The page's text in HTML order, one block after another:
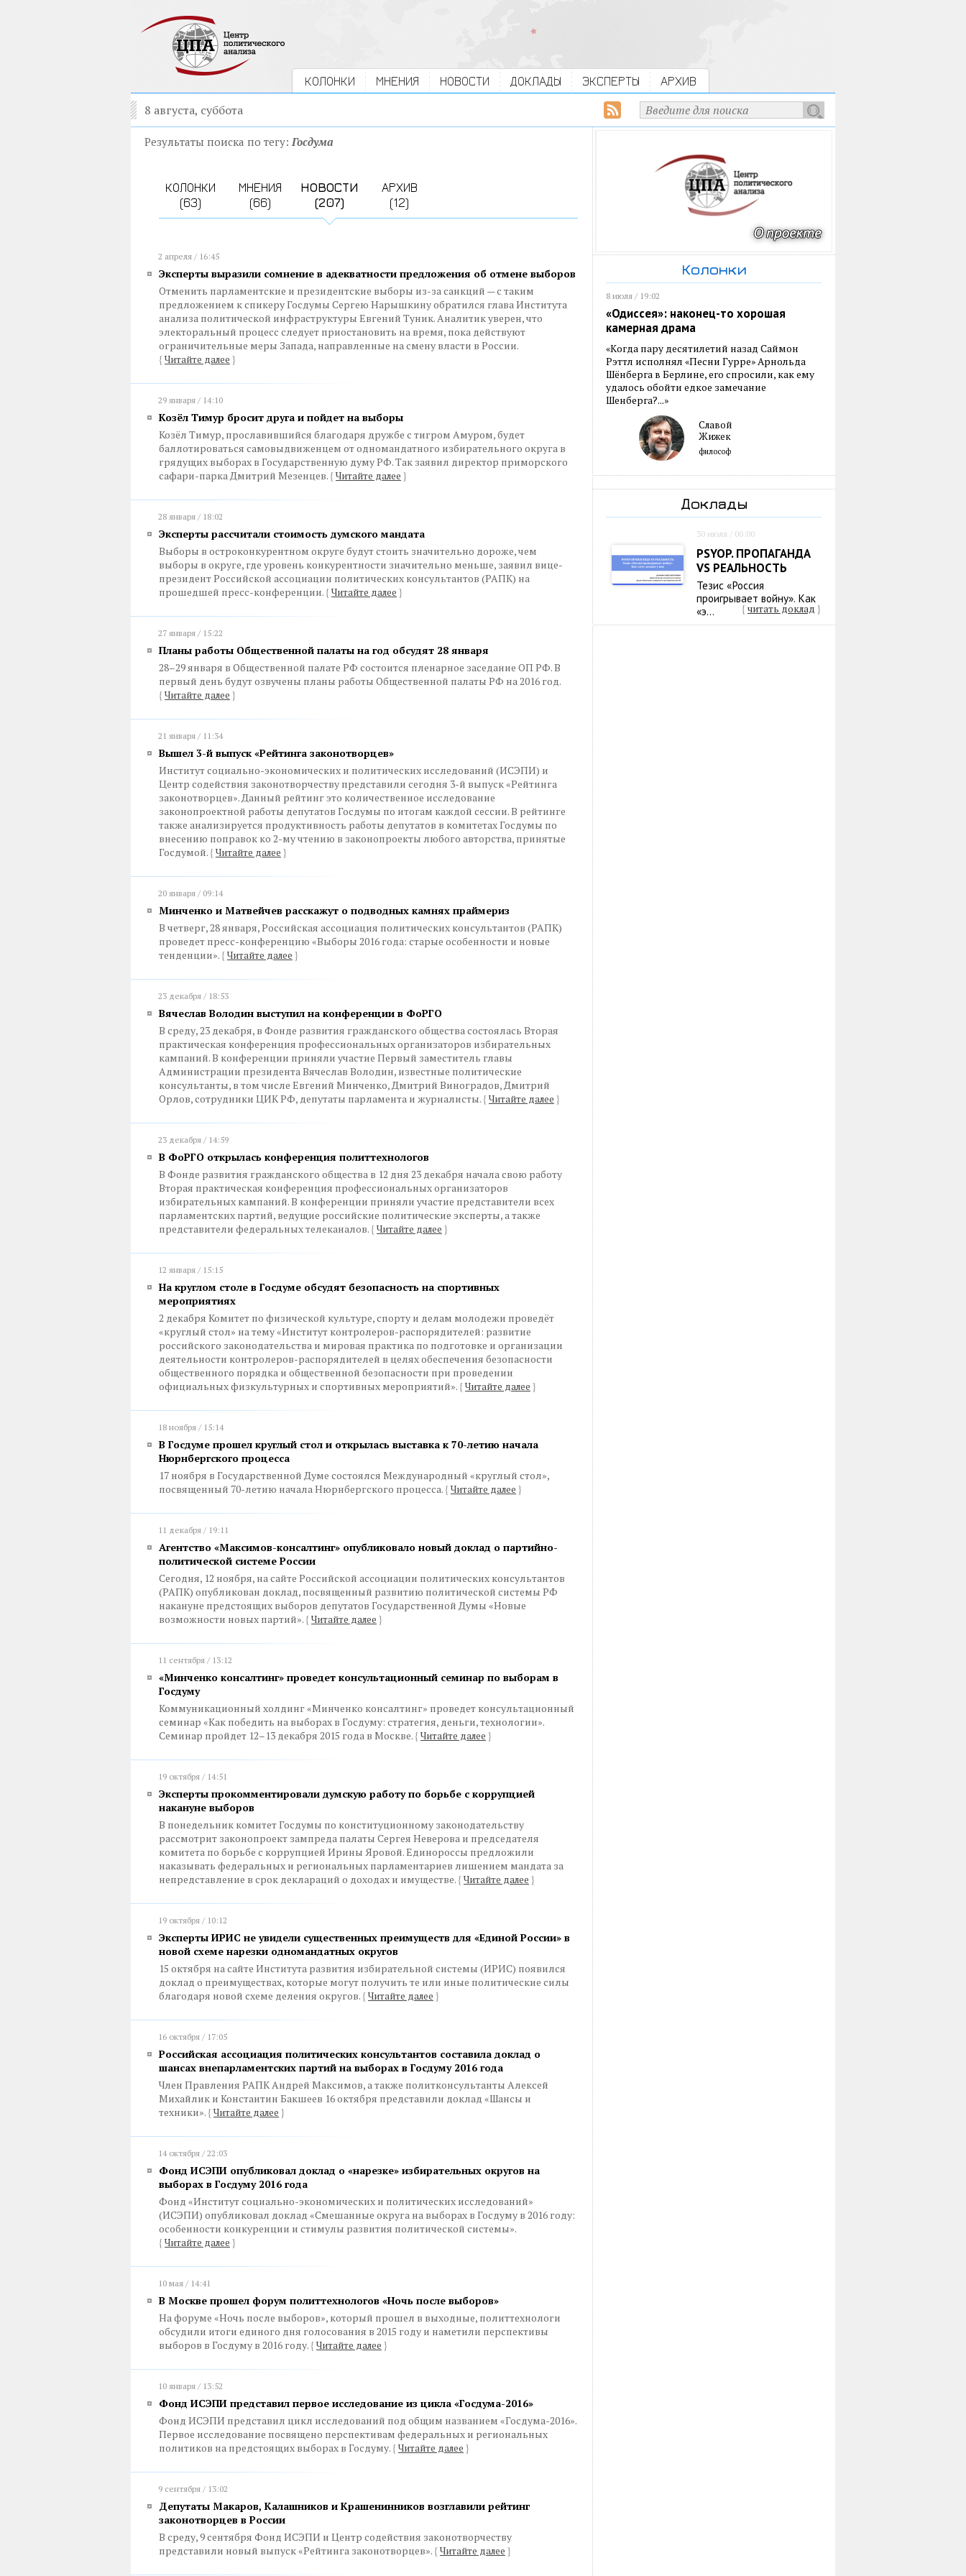
КОЛОНКИ МНЕНИЯ НОВОСТИ ДОКЛАДЫ ЭКСПЕРТЫ АРХИВ
8 августа, суббота
Результаты поиска по тегу:Госдума
КОЛОНКИ
(63)
МНЕНИЯ
(66)
НОВОСТИ
(207)
АРХИВ
(12)
2 апреля / 16:45
Эксперты выразили сомнение в адекватности предложения об отмене выборов
Отменить парламентские и президентские выборы из-за санкций — с таким
предложением к спикеру Госдумы Сергею Нарышкину обратился глава Института
анализа политической инфраструктуры Евгений Туник. Аналитик уверен, что
электоральный процесс следует приостановить на время, пока действуют
ограничительные меры Запада, направленные на смену власти в России.
{ Читайте далее }
29 января / 14:10
Козёл Тимур бросит друга и пойдет на выборы
Козёл Тимур, прославившийся благодаря дружбе с тигром Амуром, будет
баллотироваться самовыдвиженцем от одномандатного избирательного округа в
грядущих выборах в Государственную думу РФ. Так заявил директор приморского
сафари-парка Дмитрий Мезенцев. { Читайте далее }
28 января / 18:02
Экcперты рассчитали стоимость думского мандата
Выборы в остроконкурентном округе будут стоить значительно дороже, чем
выборы в округе, где уровень конкурентности значительно меньше, заявил вице-
президент Российской ассоциации политических консультантов (РАПК) на
прошедшей пресс-конференции. { Читайте далее }
27 января / 15:22
Планы работы Общественной палаты на год обсудят 28 января
28–29 января в Общественной палате РФ состоится пленарное заседание ОП РФ. В
первый день будут озвучены планы работы Общественной палаты РФ на 2016 год.
{ Читайте далее }
21 января / 11:34
Вышел 3-й выпуск «Рейтинга законотворцев»
Институт социально-экономических и политических исследований (ИСЭПИ) и
Центр содействия законотворчеству представили сегодня 3-й выпуск «Рейтинга
законотворцев». Данный рейтинг это количественное исследование
законопроектной работы депутатов Госдумы по итогам каждой сессии. В рейтинге
также анализируется продуктивность работы депутатов в комитетах Госдумы по
внесению поправок ко 2-му чтению в законопроекты любого авторства, принятые
Госдумой. { Читайте далее }
20 января / 09:14
Минченко и Матвейчев расскажут о подводных камнях праймериз
В четверг, 28 января, Российская ассоциация политических консультантов (РАПК)
проведет пресс-конференцию «Выборы 2016 года: старые особенности и новые
тенденции». { Читайте далее }
23 декабря / 18:53
Вячеслав Володин выступил на конференции в ФоРГО
В среду, 23 декабря, в Фонде развития гражданского общества состоялась Вторая
практическая конференция профессиональных организаторов избирательных
кампаний. В конференции приняли участие Первый заместитель главы
Администрации президента Вячеслав Володин, известные политические
консультанты, в том числе Евгений Минченко, Дмитрий Виноградов, Дмитрий
Орлов, сотрудники ЦИК РФ, депутаты парламента и журналисты. { Читайте далее }
23 декабря / 14:59
В ФоРГО открылась конференция политтехнологов
В Фонде развития гражданского общества в 12 дня 23 декабря начала свою работу
Вторая практическая конференция профессиональных организаторов
избирательных кампаний. В конференции приняли участие представители всех
парламентских партий, ведущие российские политические эксперты, а также
представители федеральных телеканалов. { Читайте далее }
12 января / 15:15
На круглом столе в Госдуме обсудят безопасность на спортивных
мероприятиях
2 декабря Комитет по физической культуре, спорту и делам молодежи проведёт
«круглый стол» на тему «Институт контролеров-распорядителей: развитие
российского законодательства и мировая практика по подготовке и организации
деятельности контролеров-распорядителей в целях обеспечения безопасности
общественного порядка и общественной безопасности при проведении
официальных физкультурных и спортивных мероприятий». { Читайте далее }
18 ноября / 15:14
В Госдуме прошел круглый стол и открылась выставка к 70-летию начала
Нюрнбергского процесса
17 ноября в Государственной Думе состоялся Международный «круглый стол»,
посвященный 70-летию начала Нюрнбергского процесса. { Читайте далее }
11 декабря / 19:11
Агентство «Максимов-консалтинг» опубликовало новый доклад о партийно-
политической системе России
Сегодня, 12 ноября, на сайте Российской ассоциации политических консультантов
(РАПК) опубликован доклад, посвященный развитию политической системы РФ
накануне предстоящих выборов депутатов Государственной Думы «Новые
возможности новых партий». { Читайте далее }
11 сентября / 13:12
«Минченко консалтинг» проведет консультационный семинар по выборам в
Госдуму
Коммуникационный холдинг «Минченко консалтинг» проведет консультационный
семинар «Как победить на выборах в Госдуму: стратегия, деньги, технологии».
Семинар пройдет 12–13 декабря 2015 года в Москве. { Читайте далее }
19 октября / 14:51
Эксперты прокомментировали думскую работу по борьбе с коррупцией
накануне выборов
В понедельник комитет Госдумы по конституционному законодательству
рассмотрит законопроект зампреда палаты Сергея Неверова и председателя
комитета по борьбе с коррупцией Ирины Яровой. Единороссы предложили
наказывать федеральных и региональных парламентариев лишением мандата за
непредставление в срок деклараций о доходах и имуществе. { Читайте далее }
19 октября / 10:12
Эксперты ИРИС не увидели существенных преимуществ для «Единой России» в
новой схеме нарезки одномандатных округов
15 октября на сайте Института развития избирательной системы (ИРИС) появился
доклад о преимуществах, которые могут получить те или иные политические силы
благодаря новой схеме деления округов. { Читайте далее }
16 октября / 17:05
Российская ассоциация политических консультантов составила доклад о
шансах внепарламентских партий на выборах в Госдуму 2016 года
Член Правления РАПК Андрей Максимов, а также политконсультанты Алексей
Михайлик и Константин Бакшеев 16 октября представили доклад «Шансы и
техники». { Читайте далее }
14 октября / 22:03
Фонд ИСЭПИ опубликовал доклад о «нарезке» избирательных округов на
выборах в Госдуму 2016 года
Фонд «Институт социально-экономических и политических исследований»
(ИСЭПИ) опубликовал доклад «Смешанные округа на выборах в Госдуму в 2016 году:
особенности конкуренции и стимулы развития политической системы».
{ Читайте далее }
10 мая / 14:41
В Москве прошел форум политтехнологов «Ночь после выборов»
На форуме «Ночь после выборов», который прошел в выходные, политтехнологи
обсудили итоги единого дня голосования в 2015 году и наметили перспективы
выборов в Госдуму в 2016 году. { Читайте далее }
10 января / 13:52
Фонд ИСЭПИ представил первое исследование из цикла «Госдума-2016»
Фонд ИСЭПИ представил цикл исследований под общим названием «Госдума-2016».
Первое исследование посвящено перспективам федеральных и региональных
политиков на предстоящих выборах в Госдуму. { Читайте далее }
9 сентября / 13:02
Депутаты Макаров, Калашников и Крашенинников возглавили рейтинг
законотворцев в России
В среду, 9 сентября Фонд ИСЭПИ и Центр содействия законотворчеству
представили новый выпуск «Рейтинга законотворцев». { Читайте далее }
Колонки
8 июля / 19:02
«Одиссея»: наконец-то хорошая
камерная драма
«Когда пару десятилетий назад Саймон
Рэттл исполнял «Песни Гурре» Арнольда
Шёнберга в Берлине, его спросили, как ему
удалось обойти едкое замечание
Шенберга?...»
Славой
Жижек
философ
Доклады
30 июля / 00:00
PSYOP. ПРОПАГАНДА
VS РЕАЛЬНОСТЬ
Тезис «Россия
проигрывает войну». Как
«э...
{ читать доклад }